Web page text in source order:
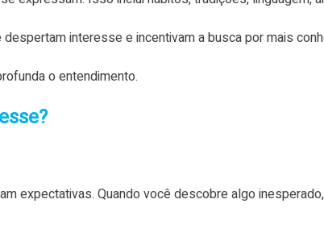
interesse e incentivam a busca por mais
o entendimento.
expectativas. Quando você descobre algo